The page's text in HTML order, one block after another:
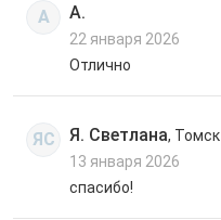
А А.
22 января 2026
Отлично
ЯС Я. Светлана, Томск
13 января 2026
спасибо!